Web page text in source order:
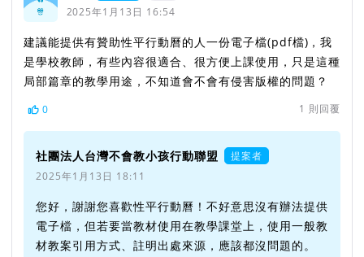
2025年1月13日 16:54
建議能提供有贊助性平行動曆的人一份電子檔(pdf檔)，我
是學校教師，有些內容很適合、很方便上課使用，只是這種
局部篇章的教學用途，不知道會不會有侵害版權的問題？
0 1 則回覆
社團法人台灣不會教小孩行動聯盟
提案者
2025年1月13日 18:11
您好，謝謝您喜歡性平行動曆！不好意思沒有辦法提供
電子檔，但若要當教材使用在教學課堂上，使用一般教
材教案引用方式、註明出處來源，應該都沒問題的。